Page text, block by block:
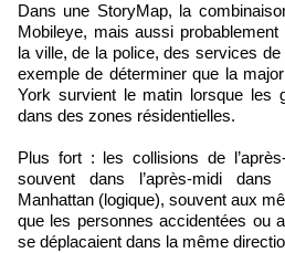
Dans une StoryMap, la combinaison des technologies Esri et
Mobileye, mais aussi
la ville, de la police, des services
exemple de déterminer que la
York survient le matin lorsque les
dans des zones résidentielles.
Plus fort : les collisions de
souvent dans l’après-midi
Manhattan (logique), souvent aux
que les personnes accidentées ou
se déplacaient dans la même